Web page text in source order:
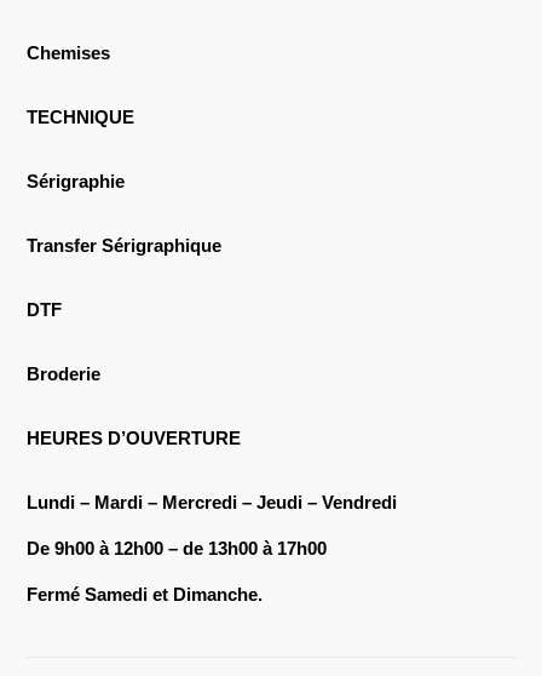
Chemises
TECHNIQUE
Sérigraphie
Transfer Sérigraphique
DTF
Broderie
HEURES D’OUVERTURE
Lundi – Mardi – Mercredi – Jeudi – Vendredi
De 9h00 à 12h00 – de 13h00 à 17h00
Fermé Samedi et Dimanche.